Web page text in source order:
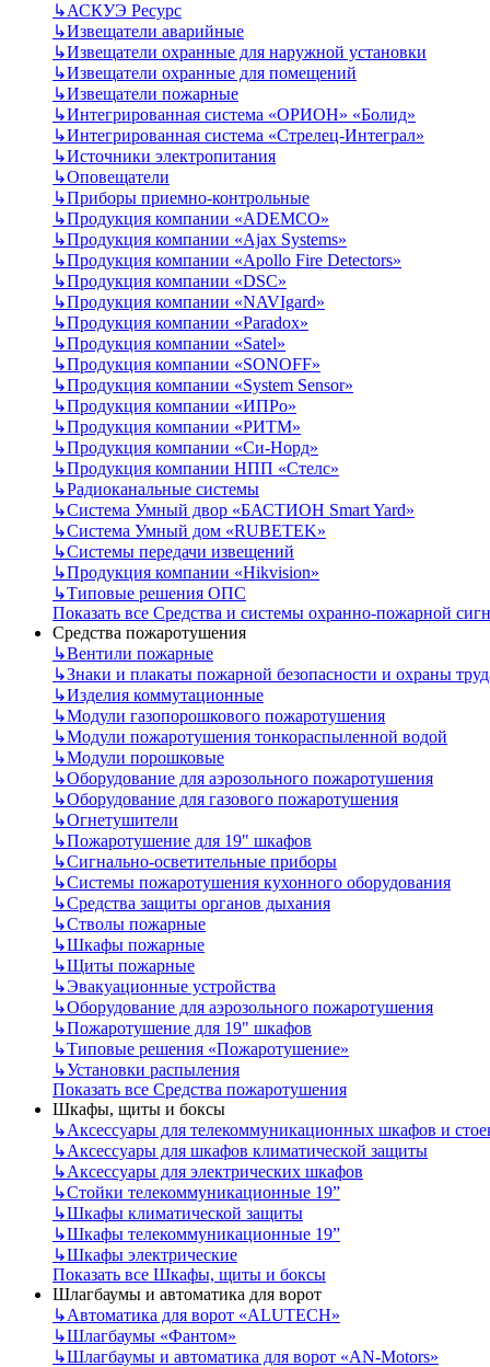
↳АСКУЭ Ресурс
↳Извещатели аварийные
↳Извещатели охранные для наружной установки
↳Извещатели охранные для помещений
↳Извещатели пожарные
↳Интегрированная система «ОРИОН» «Болид»
↳Интегрированная система «Стрелец-Интеграл»
↳Источники электропитания
↳Оповещатели
↳Приборы приемно-контрольные
↳Продукция компании «ADEMCO»
↳Продукция компании «Ajax Systems»
↳Продукция компании «Apollo Fire Detectors»
↳Продукция компании «DSC»
↳Продукция компании «NAVIgard»
↳Продукция компании «Paradox»
↳Продукция компании «Satel»
↳Продукция компании «SONOFF»
↳Продукция компании «System Sensor»
↳Продукция компании «ИПРо»
↳Продукция компании «РИТМ»
↳Продукция компании «Си-Норд»
↳Продукция компании НПП «Стелс»
↳Радиоканальные системы
↳Система Умный двор «БАСТИОН Smart Yard»
↳Система Умный дом «RUBETEK»
↳Системы передачи извещений
↳Продукция компании «Hikvision»
↳Типовые решения ОПС
Показать все Средства и системы охранно-пожарной
Средства пожаротушения
↳Вентили пожарные
↳Знаки и плакаты пожарной безопасности и охраны
↳Изделия коммутационные
↳Модули газопорошкового пожаротушения
↳Модули пожаротушения тонкораспыленной водой
↳Модули порошковые
↳Оборудование для аэрозольного пожаротушения
↳Оборудование для газового пожаротушения
↳Огнетушители
↳Пожаротушение для 19" шкафов
↳Сигнально-осветительные приборы
↳Системы пожаротушения кухонного оборудования
↳Средства защиты органов дыхания
↳Стволы пожарные
↳Шкафы пожарные
↳Щиты пожарные
↳Эвакуационные устройства
↳Оборудование для аэрозольного пожаротушения
↳Пожаротушение для 19" шкафов
↳Типовые решения «Пожаротушение»
↳Установки распыления
Показать все Средства пожаротушения
Шкафы, щиты и боксы
↳Аксессуары для телекоммуникационных шкафов и
↳Аксессуары для шкафов климатической защиты
↳Аксессуары для электрических шкафов
↳Стойки телекоммуникационные 19”
↳Шкафы климатической защиты
↳Шкафы телекоммуникационные 19”
↳Шкафы электрические
Показать все Шкафы, щиты и боксы
Шлагбаумы и автоматика для ворот
↳Автоматика для ворот «ALUTECH»
↳Шлагбаумы «Фантом»
↳Шлагбаумы и автоматика для ворот «AN-Motors»